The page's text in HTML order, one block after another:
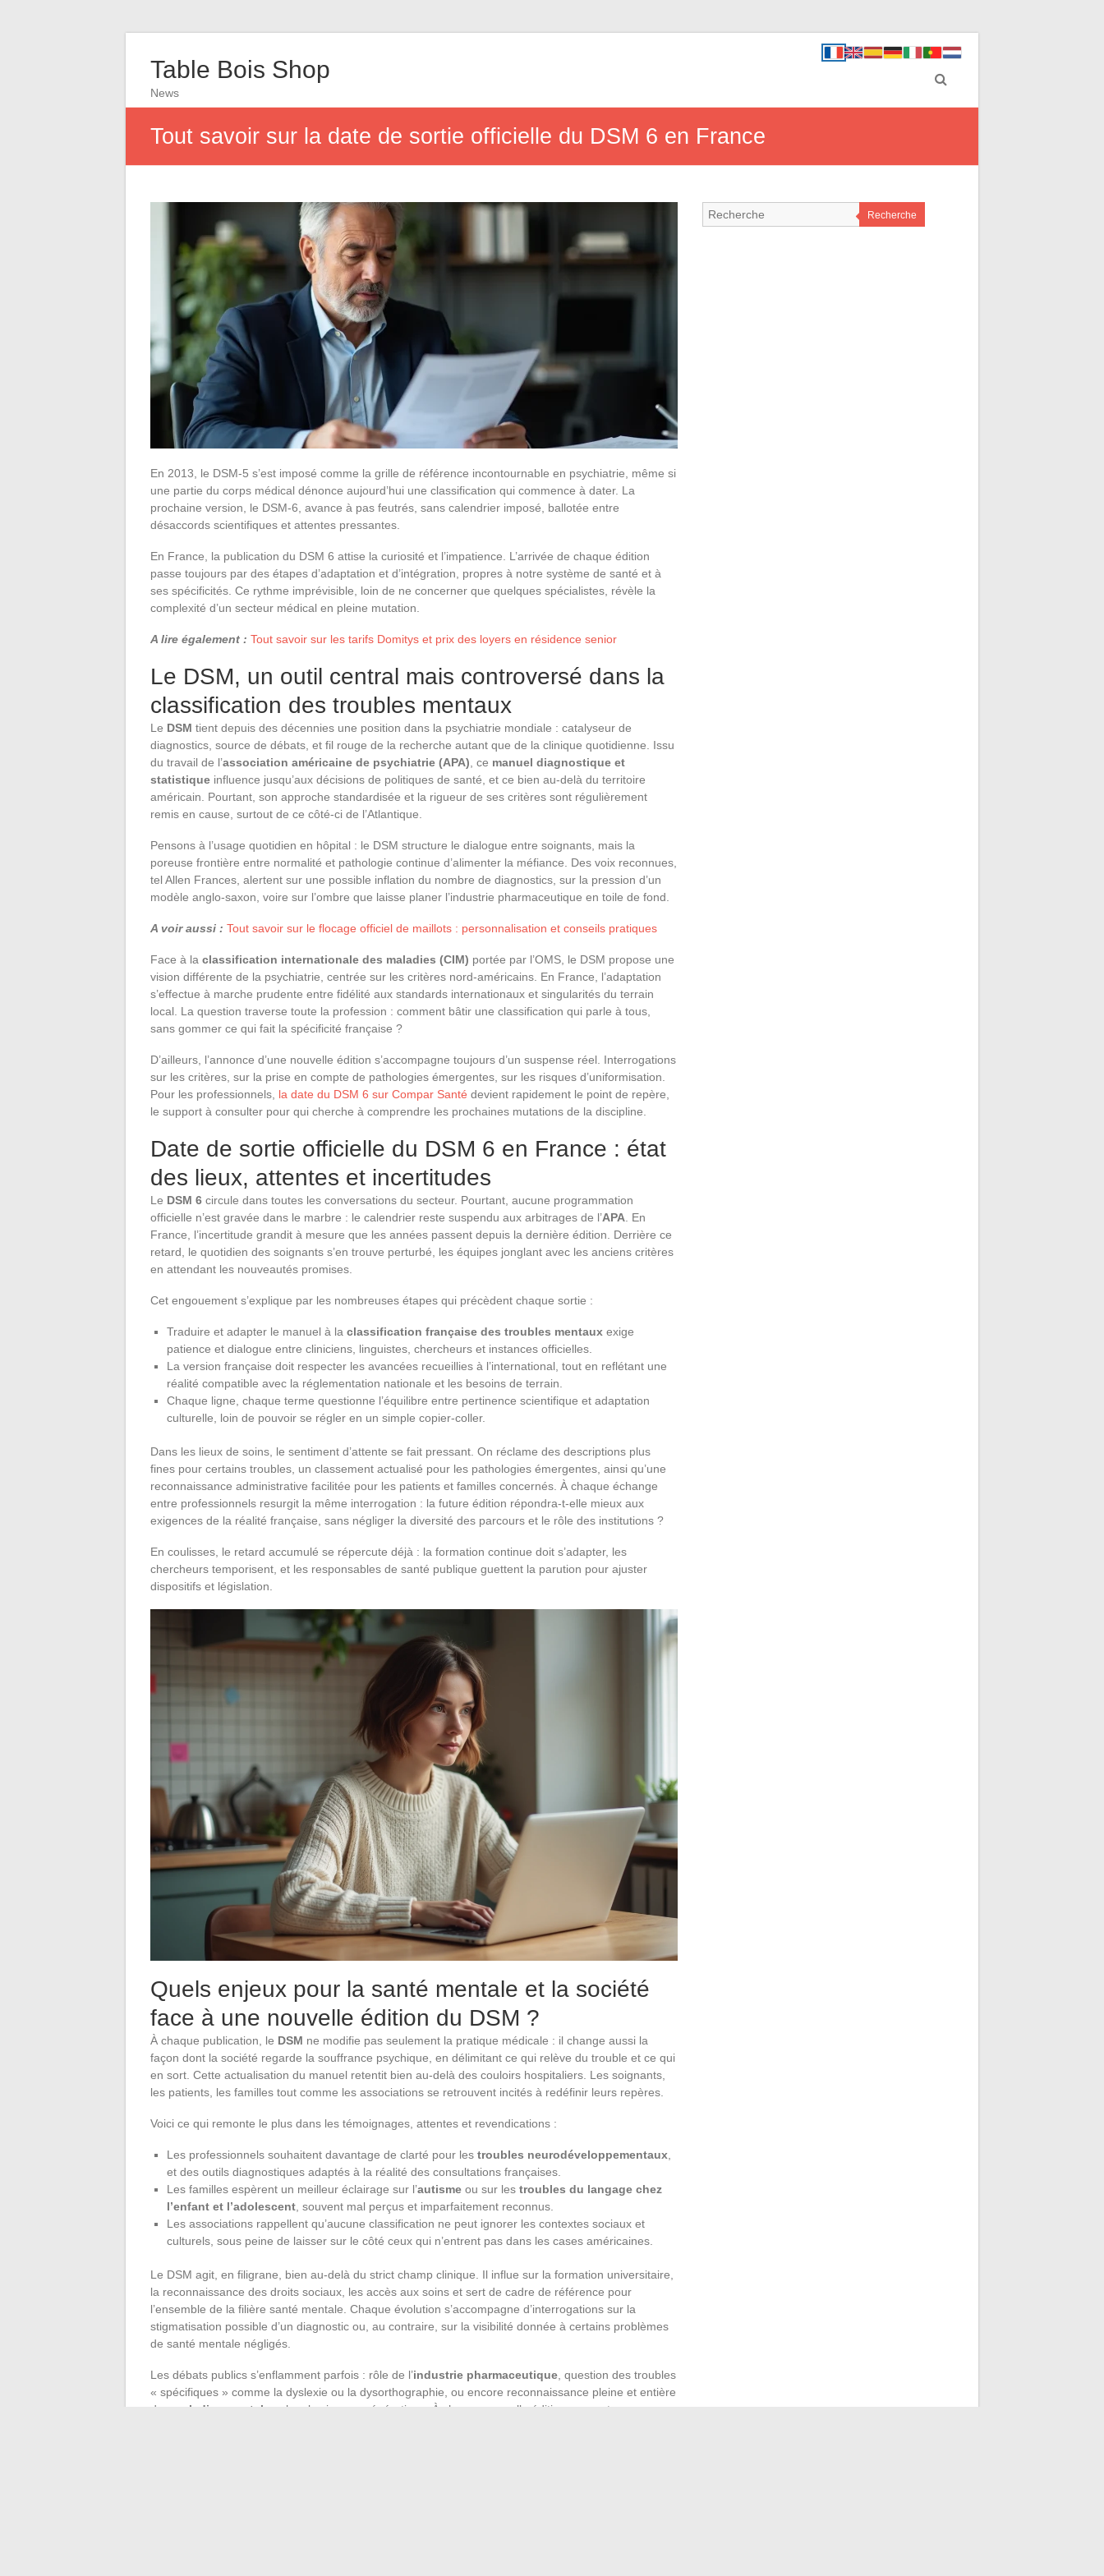
Table Bois Shop
News
Tout savoir sur la date de sortie officielle du DSM 6 en France
En 2013, le DSM-5 s’est imposé comme la grille de référence incontournable en psychiatrie, même si
une partie du corps médical dénonce aujourd’hui une classification qui commence à dater. La
prochaine version, le DSM-6, avance à pas feutrés, sans calendrier imposé, ballotée entre
désaccords scientifiques et attentes pressantes.
En France, la publication du DSM 6 attise la curiosité et l’impatience. L’arrivée de chaque édition
passe toujours par des étapes d’adaptation et d’intégration, propres à notre système de santé et à
ses spécificités. Ce rythme imprévisible, loin de ne concerner que quelques spécialistes, révèle la
complexité d’un secteur médical en pleine mutation.
A lire également : Tout savoir sur les tarifs Domitys et prix des loyers en résidence senior
Le DSM, un outil central mais controversé dans la
classification des troubles mentaux
Le DSM tient depuis des décennies une position dans la psychiatrie mondiale : catalyseur de
diagnostics, source de débats, et fil rouge de la recherche autant que de la clinique quotidienne. Issu
du travail de l’association américaine de psychiatrie (APA) , ce manuel diagnostique et
statistique influence jusqu’aux décisions de politiques de santé, et ce bien au-delà du territoire
américain. Pourtant, son approche standardisée et la rigueur de ses critères sont régulièrement
remis en cause, surtout de ce côté-ci de l’Atlantique.
Pensons à l’usage quotidien en hôpital : le DSM structure le dialogue entre soignants, mais la
poreuse frontière entre normalité et pathologie continue d’alimenter la méfiance. Des voix reconnues,
tel Allen Frances, alertent sur une possible inflation du nombre de diagnostics, sur la pression d’un
modèle anglo-saxon, voire sur l’ombre que laisse planer l’industrie pharmaceutique en toile de fond.
A voir aussi : Tout savoir sur le flocage officiel de maillots : personnalisation et conseils pratiques
Face à la classification internationale des maladies (CIM) portée par l’OMS, le DSM propose une
vision différente de la psychiatrie, centrée sur les critères nord-américains. En France, l’adaptation
s’effectue à marche prudente entre fidélité aux standards internationaux et singularités du terrain
local. La question traverse toute la profession : comment bâtir une classification qui parle à tous,
sans gommer ce qui fait la spécificité française ?
D’ailleurs, l’annonce d’une nouvelle édition s’accompagne toujours d’un suspense réel. Interrogations
sur les critères, sur la prise en compte de pathologies émergentes, sur les risques d’uniformisation.
Pour les professionnels, la date du DSM 6 sur Compar Santé devient rapidement le point de repère,
le support à consulter pour qui cherche à comprendre les prochaines mutations de la discipline.
Date de sortie officielle du DSM 6 en France : état
des lieux, attentes et incertitudes
Le DSM 6 circule dans toutes les conversations du secteur. Pourtant, aucune programmation
officielle n’est gravée dans le marbre : le calendrier reste suspendu aux arbitrages de l’APA . En
France, l’incertitude grandit à mesure que les années passent depuis la dernière édition. Derrière ce
retard, le quotidien des soignants s’en trouve perturbé, les équipes jonglant avec les anciens critères
en attendant les nouveautés promises.
Cet engouement s’explique par les nombreuses étapes qui précèdent chaque sortie :
Traduire et adapter le manuel à la classification française des troubles mentaux exige
patience et dialogue entre cliniciens, linguistes, chercheurs et instances officielles.
La version française doit respecter les avancées recueillies à l’international, tout en reflétant une
réalité compatible avec la réglementation nationale et les besoins de terrain.
Chaque ligne, chaque terme questionne l’équilibre entre pertinence scientifique et adaptation
culturelle, loin de pouvoir se régler en un simple copier-coller.
Dans les lieux de soins, le sentiment d’attente se fait pressant. On réclame des descriptions plus
fines pour certains troubles, un classement actualisé pour les pathologies émergentes, ainsi qu’une
reconnaissance administrative facilitée pour les patients et familles concernés. À chaque échange
entre professionnels resurgit la même interrogation : la future édition répondra-t-elle mieux aux
exigences de la réalité française, sans négliger la diversité des parcours et le rôle des institutions ?
En coulisses, le retard accumulé se répercute déjà : la formation continue doit s’adapter, les
chercheurs temporisent, et les responsables de santé publique guettent la parution pour ajuster
dispositifs et législation.
Quels enjeux pour la santé mentale et la société
face à une nouvelle édition du DSM ?
À chaque publication, le DSM ne modifie pas seulement la pratique médicale : il change aussi la
façon dont la société regarde la souffrance psychique, en délimitant ce qui relève du trouble et ce qui
en sort. Cette actualisation du manuel retentit bien au-delà des couloirs hospitaliers. Les soignants,
les patients, les familles tout comme les associations se retrouvent incités à redéfinir leurs repères.
Voici ce qui remonte le plus dans les témoignages, attentes et revendications :
Les professionnels souhaitent davantage de clarté pour les troubles neurodéveloppementaux
et des outils diagnostiques adaptés à la réalité des consultations françaises.
Les familles espèrent un meilleur éclairage sur l’autisme ou sur les troubles du langage chez
l’enfant et l’adolescent , souvent mal perçus et imparfaitement reconnus.
Les associations rappellent qu’aucune classification ne peut ignorer les contextes sociaux et
culturels, sous peine de laisser sur le côté ceux qui n’entrent pas dans les cases américaines.
Le DSM agit, en filigrane, bien au-delà du strict champ clinique. Il influe sur la formation universitaire,
la reconnaissance des droits sociaux, les accès aux soins et sert de cadre de référence pour
l’ensemble de la filière santé mentale. Chaque évolution s’accompagne d’interrogations sur la
stigmatisation possible d’un diagnostic ou, au contraire, sur la visibilité donnée à certains problèmes
de santé mentale négligés.
Les débats publics s’enflamment parfois : rôle de l’industrie pharmaceutique , question des troubles
« spécifiques » comme la dyslexie ou la dysorthographie, ou encore reconnaissance pleine et entière
des
maladies mentales
chez les jeunes générations. À chaque nouvelle édition, ce sont ces
Recherche